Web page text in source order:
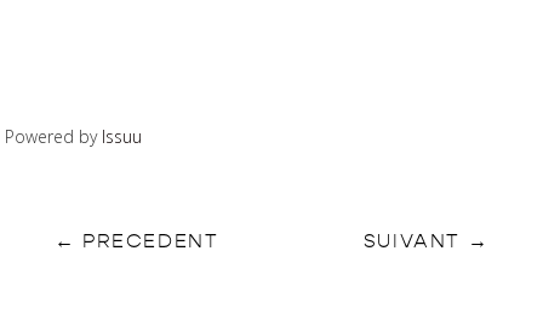
Powered by Issuu
← PRECEDENT SUIVANT →